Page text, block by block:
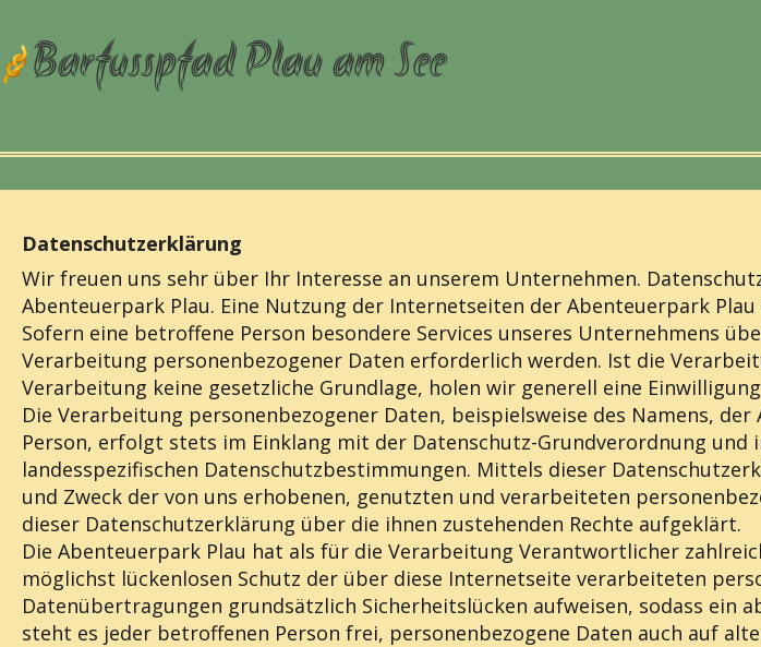
Barfusspfad Plau am See
Datenschutzerklärung
Wir freuen uns sehr über Ihr Interesse an unserem Unternehmen.
Abenteuerpark Plau. Eine Nutzung der Internetseiten der Abenteuerpark
Sofern eine betroffene Person besondere Services unseres Unternehmens
Verarbeitung personenbezogener Daten erforderlich werden. Ist die
Verarbeitung keine gesetzliche Grundlage, holen wir generell eine
Die Verarbeitung personenbezogener Daten, beispielsweise des Namens,
Person, erfolgt stets im Einklang mit der Datenschutz-Grundverordnung
landesspezifischen Datenschutzbestimmungen. Mittels dieser
und Zweck der von uns erhobenen, genutzten und verarbeiteten
dieser Datenschutzerklärung über die ihnen zustehenden Rechte aufgeklärt.
Die Abenteuerpark Plau hat als für die Verarbeitung Verantwortlicher
möglichst lückenlosen Schutz der über diese Internetseite verarbeiteten
Datenübertragungen grundsätzlich Sicherheitslücken aufweisen, sodass ein
steht es jeder betroffenen Person frei, personenbezogene Daten auch auf